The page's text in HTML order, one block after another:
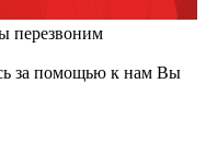
перезвоним
за помощью к нам Вы